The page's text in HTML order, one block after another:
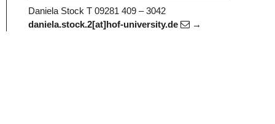
Daniela Stock T 09281 409 – 3042
daniela.stock.2[at]hof-university.de